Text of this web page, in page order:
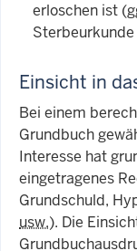
erloschen ist (
Einsicht in
Bei einem
Grundbuch
Interesse hat
eingetragenes
Grundschuld,
usw.). Die